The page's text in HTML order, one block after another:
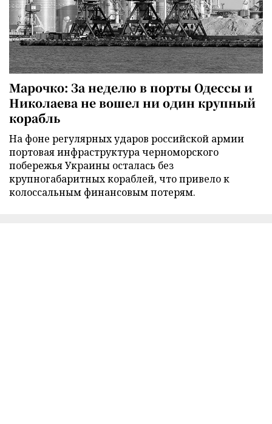
Марочко: За неделю в порты Одессы и
Николаева не вошел ни один крупный
корабль
На фоне регулярных ударов российской армии
портовая инфраструктура черноморского
побережья Украины осталась без
крупногабаритных кораблей, что привело к
колоссальным финансовым потерям.